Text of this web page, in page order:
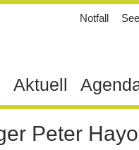
Notfall
Aktuell
Peter